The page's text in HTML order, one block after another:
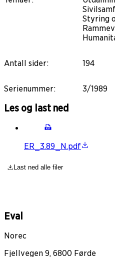
Styring
Antall sider: 194
Serienummer: 3/1989
Les og last ned
ER_3.89_N.pdf
Last ned alle filer
Eval
Norec
Fjellvegen 9, 6800 Førde